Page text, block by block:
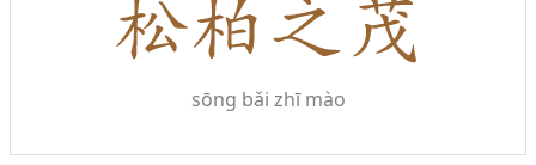
sōng bǎi zhī mào